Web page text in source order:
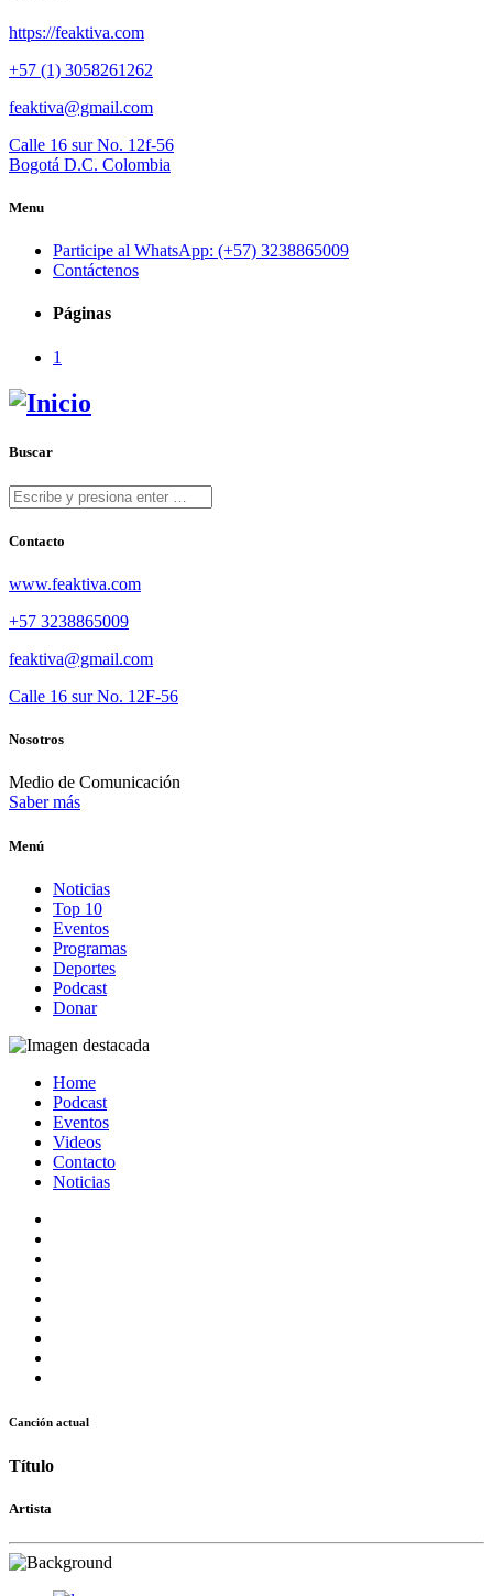
https://feaktiva.com
+57 (1) 3058261262
feaktiva@gmail.com
Calle 16 sur No. 12f-56
Bogotá D.C. Colombia
Menu
Participe al WhatsApp: (+57) 3238865009
Contáctenos
Páginas
1
Buscar
Contacto
www.feaktiva.com
+57 3238865009
feaktiva@gmail.com
Calle 16 sur No. 12F-56
Nosotros
Medio de Comunicación
Saber más
Menú
Noticias
Top 10
Eventos
Programas
Deportes
Podcast
Donar
Home
Podcast
Eventos
Videos
Contacto
Noticias
Canción actual
Título
Artista